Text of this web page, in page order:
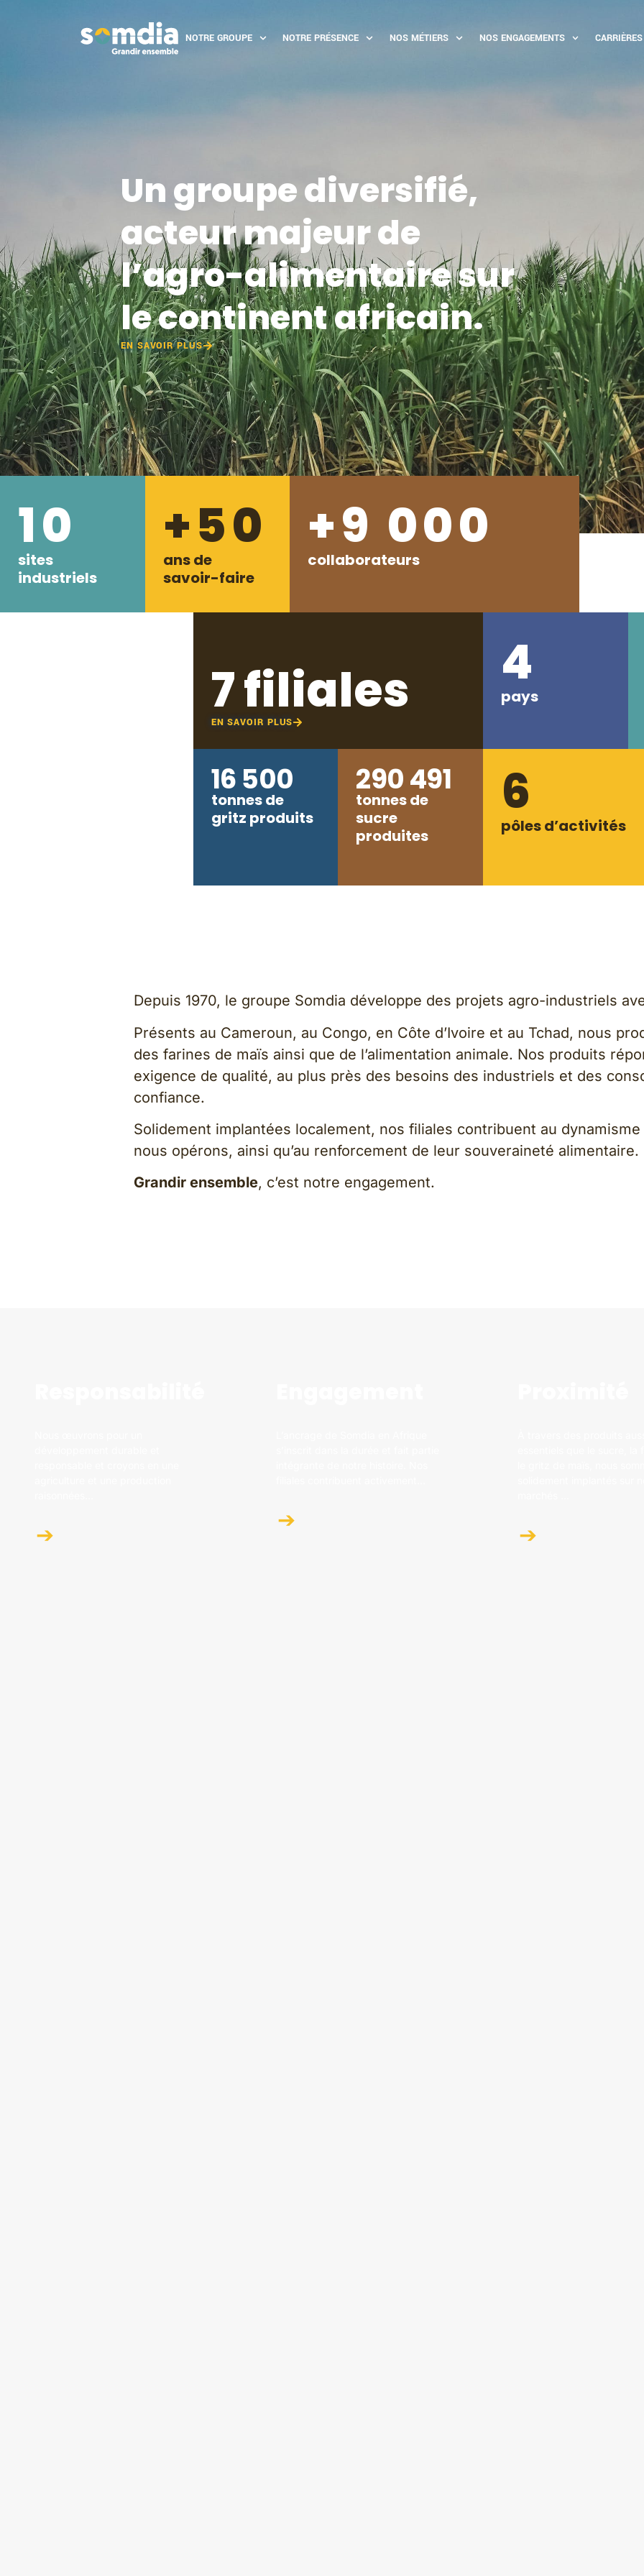
NOTRE GROUPE NOTRE PRÉSENCE NOS MÉTIERS NOS ENGAGEMENTS CARRIÈRES
EN SAVOIR PLUS
Un groupe diversifié,
acteur majeur de
l’agro-alimentaire sur
le continent africain.
10
sites
industriels
+50
ans de
savoir-faire
+9 000
collaborateurs
EN SAVOIR PLUS
7 filiales 4
pays
16 500
tonnes de
gritz produits
290 491
tonnes de
sucre
produites
6
pôles d’activités
Depuis 1970, le groupe Somdia développe des projets agro-industriels
Présents au Cameroun, au Congo, en Côte d’Ivoire et au Tchad, nous
des farines de maïs ainsi que de l’alimentation animale. Nos produits
exigence de qualité, au plus près des besoins des industriels et des
confiance.
Solidement implantées localement, nos filiales contribuent au dynamisme
nous opérons, ainsi qu’au renforcement de leur souveraineté alimentaire.
Grandir ensemble, c’est notre engagement.
➔ ➔ ➔